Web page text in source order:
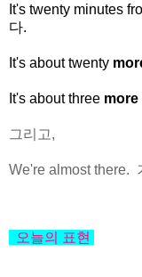
It's twenty minutes
다.
It's about twenty
It's about three more
그리고,
We're almost there.
오늘의 표현